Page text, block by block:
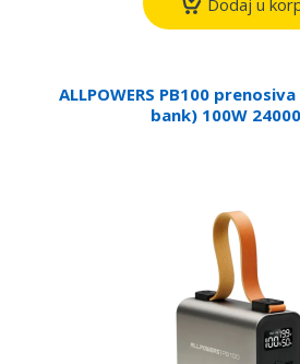
ALLPOWERS PB100
bank) 100W